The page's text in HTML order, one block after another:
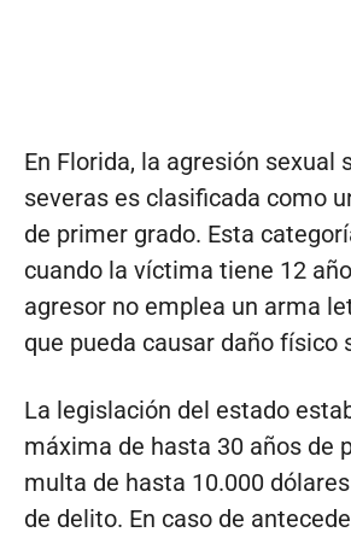
En Florida, la agresión sexual
severas es clasificada como
de primer grado. Esta
cuando la víctima tiene 12
agresor no emplea un arma
que pueda causar daño físico
La legislación del estado
máxima de hasta 30 años de
multa de hasta 10.000
de delito. En caso de